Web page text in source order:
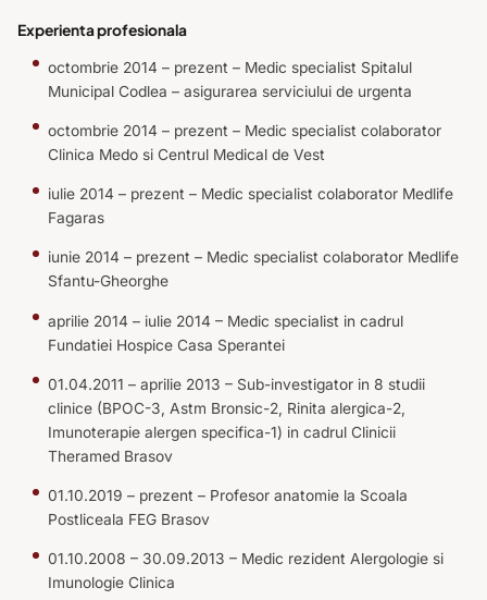
Experienta profesionala
octombrie 2014 – prezent – Medic specialist Spitalul
Municipal Codlea – asigurarea serviciului de urgenta
octombrie 2014 – prezent – Medic specialist colaborator
Clinica Medo si Centrul Medical de Vest
iulie 2014 – prezent – Medic specialist colaborator Medlife
Fagaras
iunie 2014 – prezent – Medic specialist colaborator Medlife
Sfantu-Gheorghe
aprilie 2014 – iulie 2014 – Medic specialist in cadrul
Fundatiei Hospice Casa Sperantei
01.04.2011 – aprilie 2013 – Sub-investigator in 8 studii
clinice (BPOC-3, Astm Bronsic-2, Rinita alergica-2,
Imunoterapie alergen specifica-1) in cadrul Clinicii
Theramed Brasov
01.10.2019 – prezent – Profesor anatomie la Scoala
Postliceala FEG Brasov
01.10.2008 – 30.09.2013 – Medic rezident Alergologie si
Imunologie Clinica